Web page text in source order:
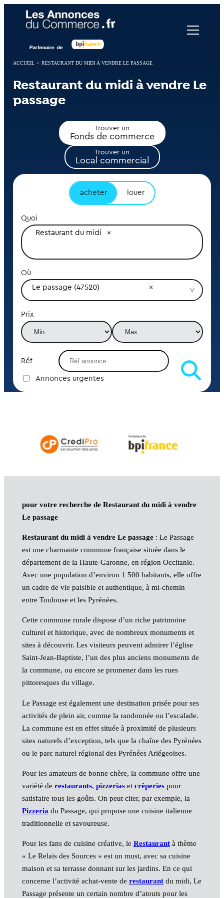
ACCUEIL > RESTAURANT DU MIDI À VENDRE LE PASSAGE
Restaurant du midi à vendre Le
passage
Trouver un
Fonds de commerce
Trouver un
Local commercial
acheter louer
Quoi
Restaurant du midi
Où
Le passage (47520)
Prix
Réf
Annonces urgentes
pour votre recherche de Restaurant du midi à vendre
Le passage
Restaurant du midi à vendre Le passage: Le Passage
est une charmante commune française située dans le
département de la Haute-Garonne, en région Occitanie.
Avec une population d’environ 1 500 habitants, elle offre
un cadre de vie paisible et authentique, à mi-chemin
entre Toulouse et les Pyrénées.
Cette commune rurale dispose d’un riche patrimoine
culturel et historique, avec de nombreux monuments et
sites à découvrir. Les visiteurs peuvent admirer l’église
Saint-Jean-Baptiste, l’un des plus anciens monuments de
la commune, ou encore se promener dans les rues
pittoresques du village.
Le Passage est également une destination prisée pour ses
activités de plein air, comme la randonnée ou l’escalade.
La commune est en effet située à proximité de plusieurs
sites naturels d’exception, tels que la chaîne des Pyrénées
ou le parc naturel régional des Pyrénées Ariégeoises.
Pour les amateurs de bonne chère, la commune offre une
variété de restaurants, pizzeriaset crêperiespour
satisfaire tous les goûts. On peut citer, par exemple, la
Pizzeria du Passage, qui propose une cuisine italienne
traditionnelle et savoureuse.
Pour les fans de cuisine créative, le Restaurantà thème
« Le Relais des Sources » est un must, avec sa cuisine
maison et sa terrasse donnant sur les jardins. En ce qui
concerne l’activité achat-vente de restaurantdu midi, Le
Passage présente un certain nombre d’atouts pour les
Panneau de gestion des cookies